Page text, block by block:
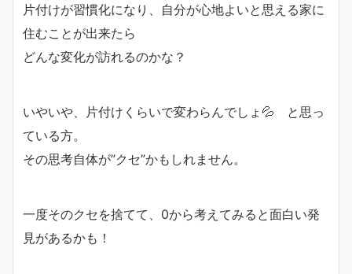
片付けが習慣化になり、自分が心地よいと思える家に
住むことが出来たら
どんな変化が訪れるのかな？
いやいや、片付けくらいで変わらんでしょ💦 と思っ
ている方。
その思考自体が”クセ”かもしれません。
一度そのクセを捨てて、0から考えてみると面白い発
見があるかも！